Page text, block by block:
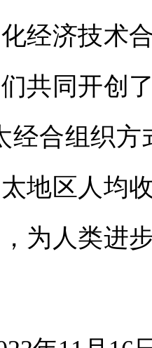
经济技术
共同开创
经合组织
地区人均
为人类进